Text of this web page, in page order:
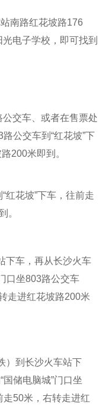
南路红花坡路176
电子学校，即可找到
交车、或者在售票处
公交车到“红花坡”下
200米即到。
红花坡”下车，往前走
。
下车，再从长沙火车
口坐803路公交车
走进红花坡路200米
）到长沙火车站下
储电脑城”门口坐
走50米，右转走进红